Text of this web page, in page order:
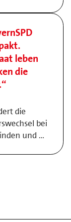
leben
die
die
bei
und …